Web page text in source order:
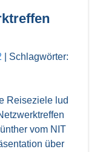
Schlagwörter:
Reiseziele lud
vom NIT
über